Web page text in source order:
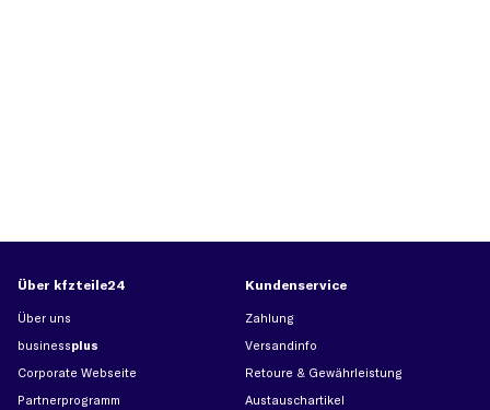
Über kfzteile24
Über uns
businessplus
Corporate Webseite
Partnerprogramm
Kundenservice
Zahlung
Versandinfo
Retoure & Gewährleistung
Austauschartikel